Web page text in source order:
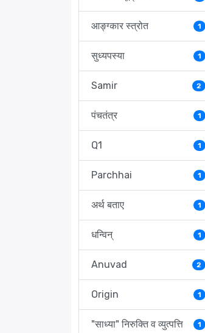
आङ्ग्कार स्त्रोत 1
सुध्यपस्या 1
Samir 2
पंचतंत्र 1
Q1 1
Parchhai 1
अर्थ बताए 1
धन्विन् 1
Anuvad 2
Origin 1
"साध्या" निरुक्ति व व्युत्पत्ति 1